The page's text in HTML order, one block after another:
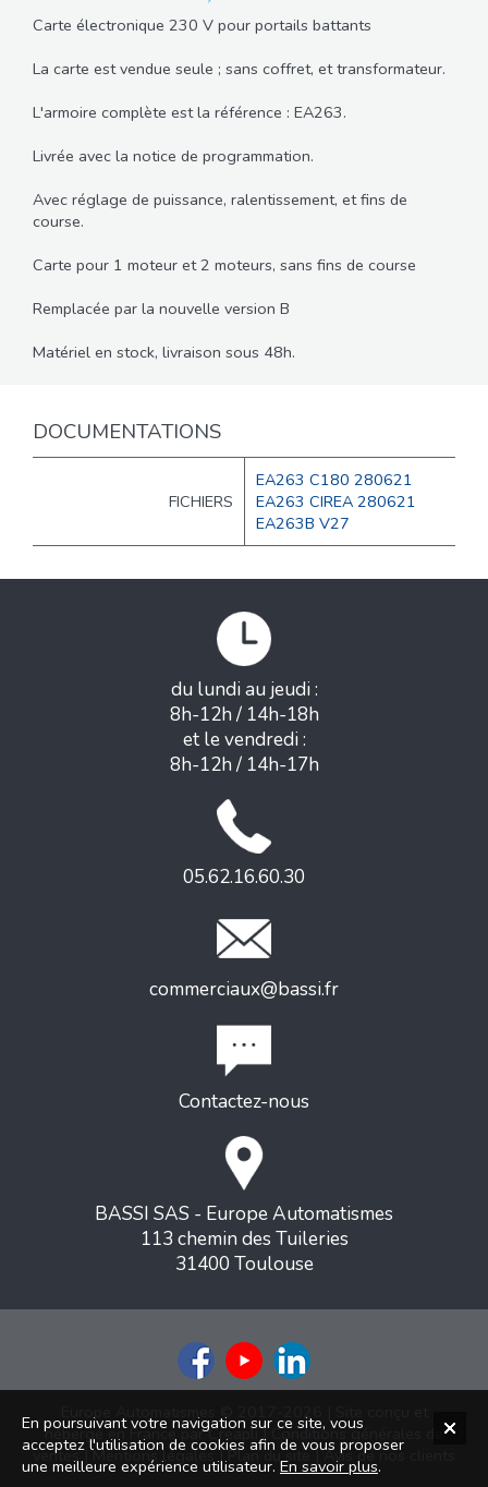
Carte électronique 230 V pour portails battants
La carte est vendue seule ; sans coffret, et transformateur.
L'armoire complète est la référence : EA263.
Livrée avec la notice de programmation.
Avec réglage de puissance, ralentissement, et fins de
course.
Carte pour 1 moteur et 2 moteurs, sans fins de course
Remplacée par la nouvelle version B
Matériel en stock, livraison sous 48h.
DOCUMENTATIONS
FICHIERS
EA263 C180 280621
EA263 CIREA 280621
EA263B V27
du lundi au jeudi :
8h-12h / 14h-18h
et le vendredi :
8h-12h / 14h-17h
05.62.16.60.30
commerciaux@bassi.fr
Contactez-nous
BASSI SAS - Europe Automatismes
113 chemin des Tuileries
31400 Toulouse
Europe Automatismes © 2017-2026 | Site conçu et
hébergé en France parCreapli| Conditions générales de
ventes|Mentions légales|Plan du site|Avis de nos clients
En poursuivant votre navigation sur ce site, vous
acceptez l'utilisation de cookies afin de vous proposer
une meilleure expérience utilisateur. En savoir plus.